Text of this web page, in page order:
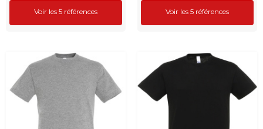
Voir les 5 références Voir les 5 références